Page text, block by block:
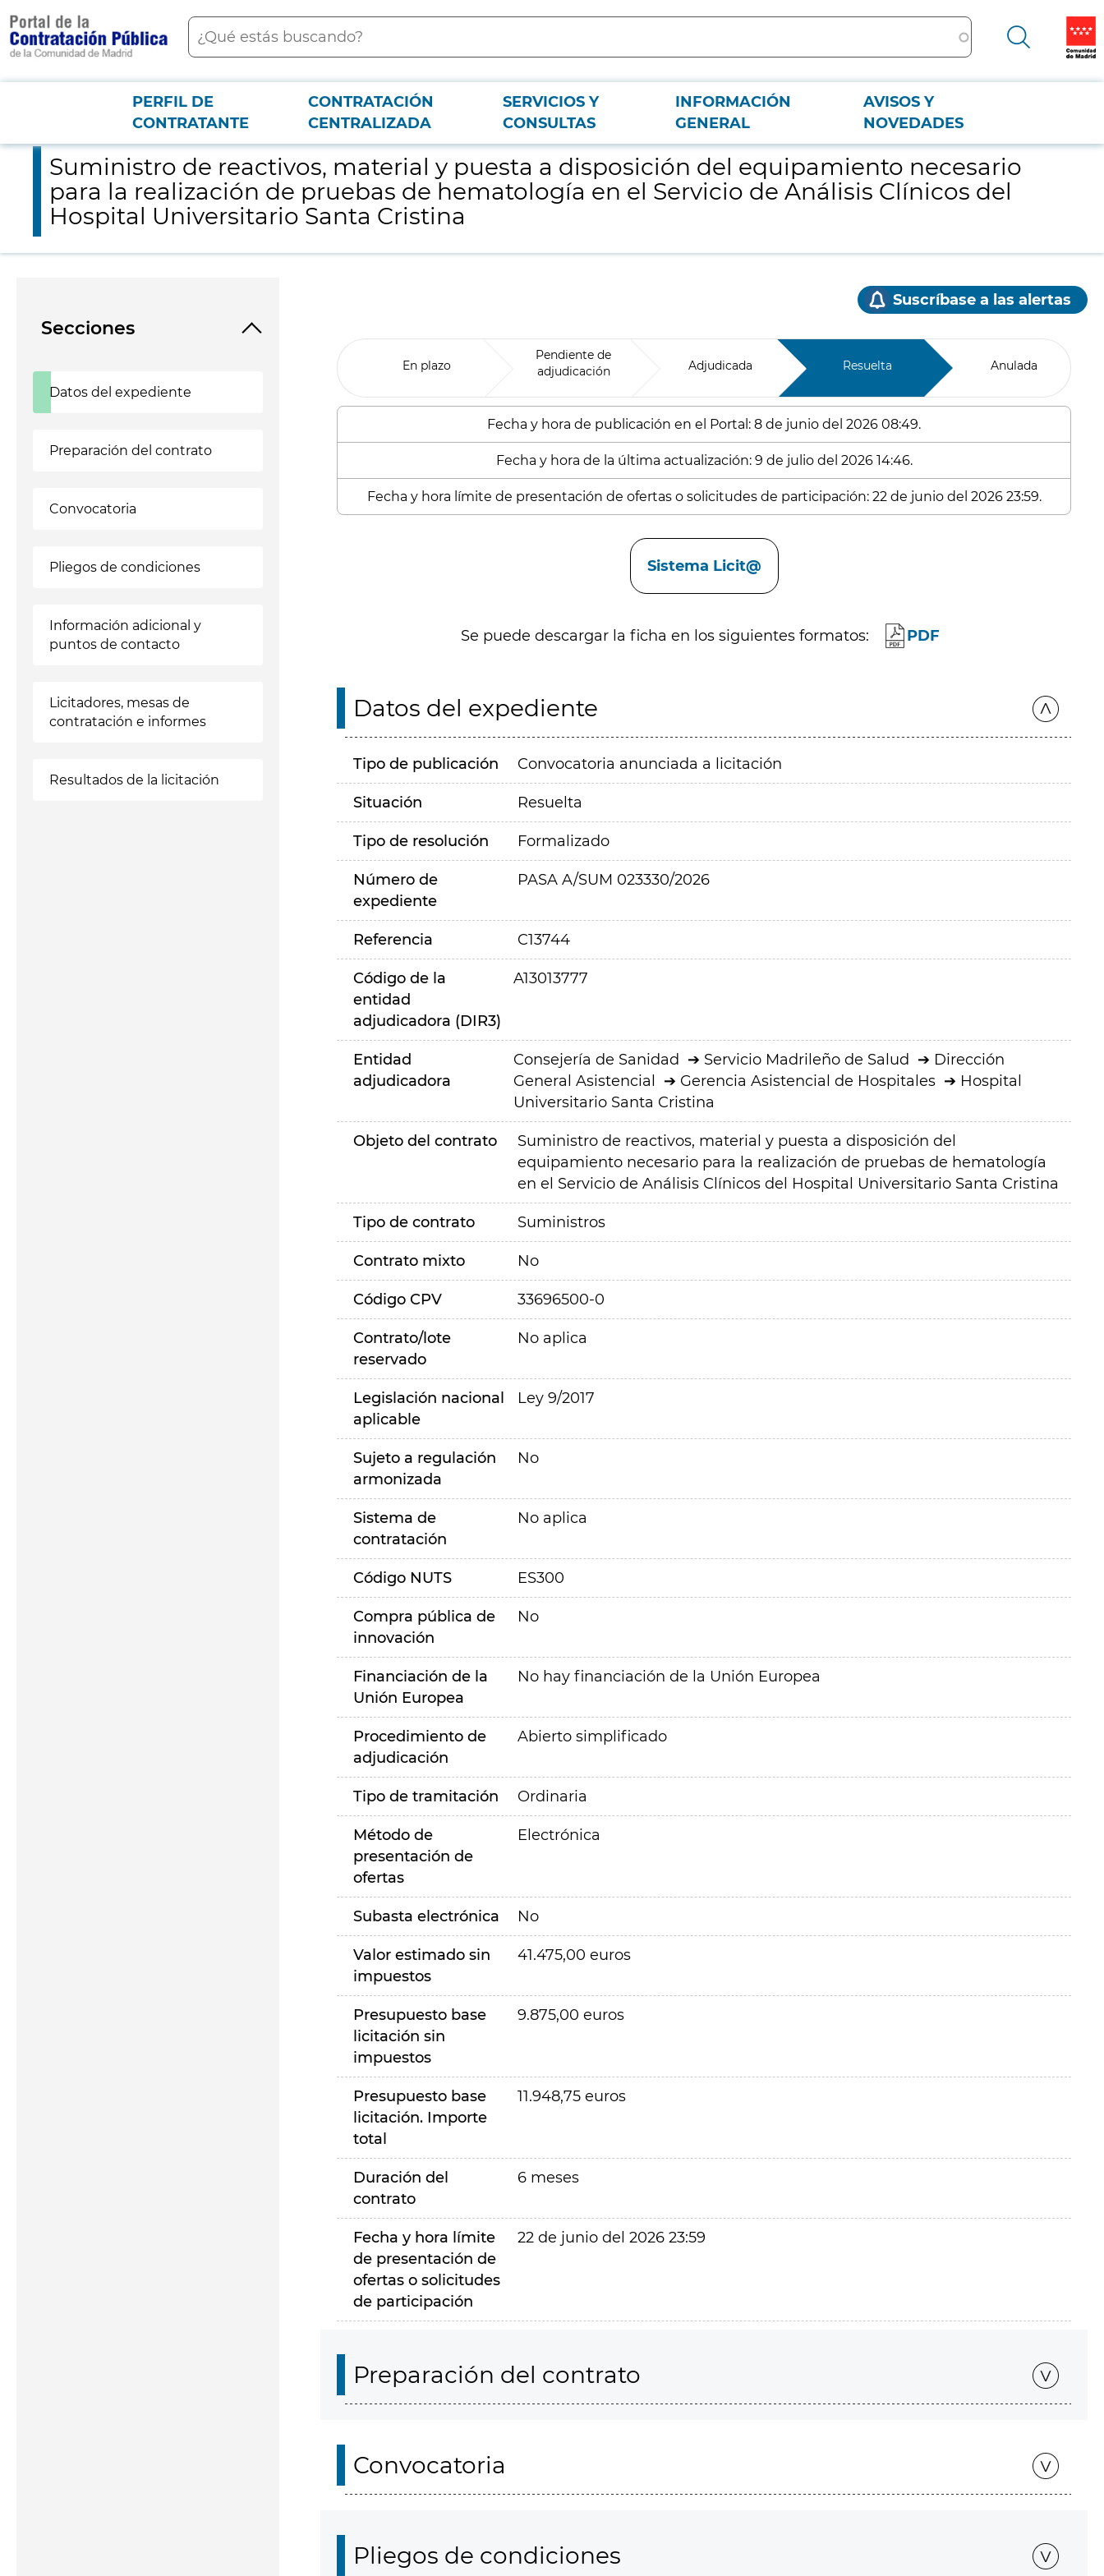
contenido
principal
Buscar
Menú PCON
PERFIL DE
CONTRATANTE
CONTRATACIÓN
CENTRALIZADA
SERVICIOS Y
CONSULTAS
INFORMACIÓN
GENERAL
AVISOS Y
NOVEDADES
Suministro de reactivos, material y puesta a disposición del equipamiento necesario para la realización de pruebas de hematología en el Servicio de Análisis Clínicos del Hospital Universitario Santa Cristina
Suministro de reactivos, material y puesta a disposición del equipamiento necesario
para la realización de pruebas de hematología en el Servicio de Análisis Clínicos del
Hospital Universitario Santa Cristina
Secciones
Datos del expediente
Preparación del contrato
Convocatoria
Pliegos de condiciones
Información adicional y
puntos de contacto
Licitadores, mesas de
contratación e informes
Resultados de la licitación
Suscríbase a las alertas
En plazo
Pendiente de
adjudicación
Adjudicada Resuelta Anulada
Fecha y hora de publicación en el Portal: 8 de junio del 2026 08:49.
Fecha y hora de la última actualización: 9 de julio del 2026 14:46.
Fecha y hora límite de presentación de ofertas o solicitudes de participación: 22 de junio del 2026 23:59.
Sistema Licit@
Se puede descargar la ficha en los siguientes formatos: PDF
Datos del expediente
Tipo de publicación Convocatoria anunciada a licitación
Situación Resuelta
Tipo de resolución Formalizado
Número de
expediente
PASA A/SUM 023330/2026
Referencia C13744
Código de la
entidad
adjudicadora (DIR3)
A13013777
Entidad
adjudicadora
Consejería de Sanidad Servicio Madrileño de Salud
Dirección
General Asistencial
Gerencia Asistencial de Hospitales
Hospital
Universitario Santa Cristina
Objeto del contrato
Suministro de reactivos, material y puesta a disposición del
equipamiento necesario para la realización de pruebas de hematología
en el Servicio de Análisis Clínicos del Hospital Universitario Santa Cristina
Tipo de contrato Suministros
Contrato mixto No
Código CPV 33696500-0
Contrato/lote
reservado
No aplica
Legislación nacional
aplicable
Ley 9/2017
Sujeto a regulación
armonizada
No
Sistema de
contratación
No aplica
Código NUTS ES300
Compra pública de
innovación
No
Financiación de la
Unión Europea
No hay financiación de la Unión Europea
Procedimiento de
adjudicación
Abierto simplificado
Tipo de tramitación Ordinaria
Método de
presentación de
ofertas
Electrónica
Subasta electrónica No
Valor estimado sin
impuestos
41.475,00 euros
Presupuesto base
licitación sin
impuestos
9.875,00 euros
Presupuesto base
licitación. Importe
total
11.948,75 euros
Duración del
contrato
6 meses
Fecha y hora límite
de presentación de
ofertas o solicitudes
de participación
22 de junio del 2026 23:59
Preparación del contrato
Convocatoria
Pliegos de condiciones